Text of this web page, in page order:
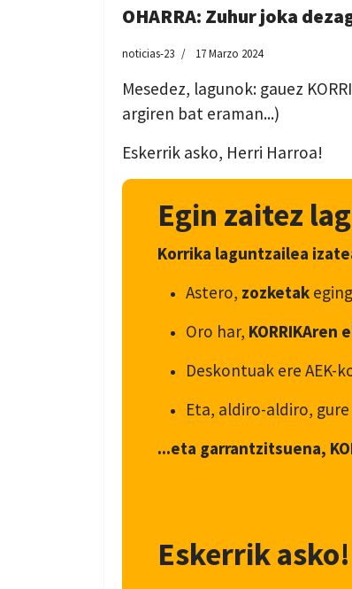
OHARRA: Zuhur joka
noticias-23 17 Marzo 2024
Mesedez, lagunok: gauez
argiren bat eraman...)
Eskerrik asko, Herri Harroa!
Egin zaitez
Korrika laguntzailea
Astero, zozketak
Oro har,
Deskontuak ere AEK-
Eta, aldiro-aldiro,
...eta garrantzitsuena,
Eskerrik asko!